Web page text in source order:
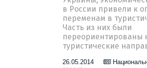
в России привели к
переменам в
Часть из них были
переориентированы
туристические
26.05.2014